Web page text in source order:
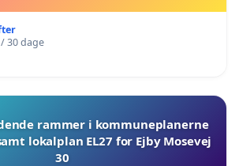
30 dage
rammer i kommuneplanerne
lokalplan EL27 for Ejby Mosevej
30